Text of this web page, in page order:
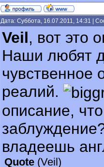
Дата: Суббота, 16.07.2011, 14:31 |
Veil, вот это
Наши любят
чувственное
реалий.
описание,
владеешь
Quote (Veil )